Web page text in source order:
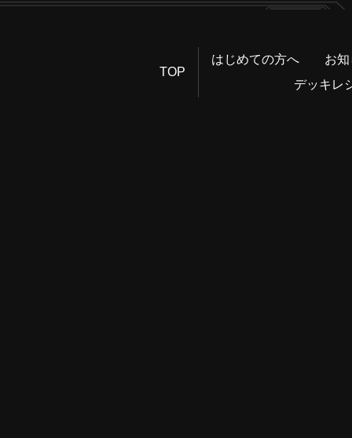
TOP
はじめての方へ お
デッキレ